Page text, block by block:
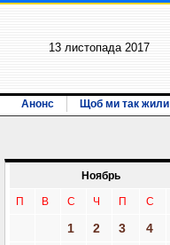
13 листопада 2017
Анонс Щоб ми так жили
Ноябрь
П В С Ч П С
1 2 3 4